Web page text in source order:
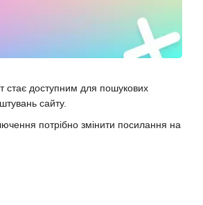
стає доступним для пошукових
сайту.
потрібно змінити посилання на